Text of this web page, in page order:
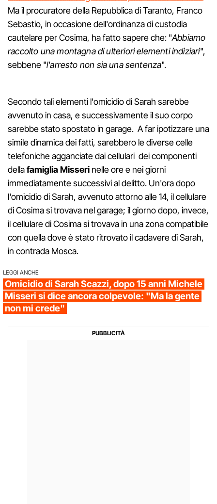
Ma il procuratore della Repubblica di Taranto, Franco
Sebastio, in occasione dell'ordinanza di custodia
cautelare per Cosima, ha fatto sapere che: "Abbiamo
raccolto una montagna di ulteriori elementi indiziari",
sebbene "l'arresto non sia una sentenza".
Secondo tali elementi l'omicidio di Sarah sarebbe
avvenuto in casa, e successivamente il suo corpo
sarebbe stato spostato in garage. A far ipotizzare una
simile dinamica dei fatti, sarebbero le diverse celle
telefoniche agganciate dai cellulari dei componenti
dellafamiglia Misseri nelle ore e nei giorni
immediatamente successivi al delitto. Un'ora dopo
l'omicidio di Sarah, avvenuto attorno alle 14, il cellulare
di Cosima si trovava nel garage; il giorno dopo, invece,
il cellulare di Cosima si trovava in una zona compatibile
con quella dove è stato ritrovato il cadavere di Sarah,
in contrada Mosca.
LEGGI ANCHE
Omicidio di Sarah Scazzi, dopo 15 anni Michele
Misseri si dice ancora colpevole: "Ma la gente
non mi crede"